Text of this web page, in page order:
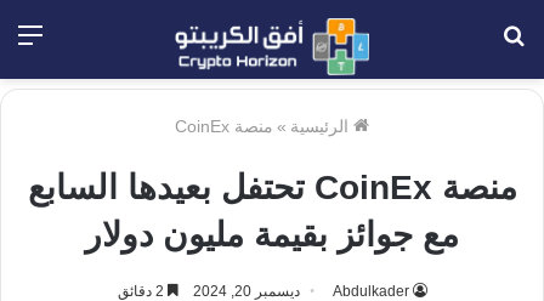
الرئيسية » منصة CoinEx
منصة CoinEx تحتفل بعيدها السابع
مع جوائز بقيمة مليون دولار
Abdulkader ديسمبر 20, 2024